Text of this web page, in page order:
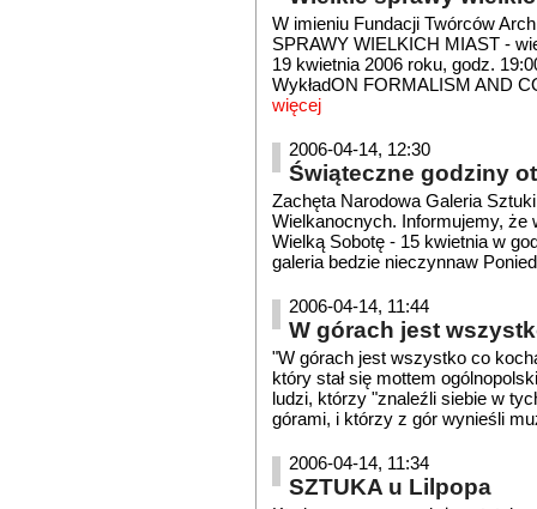
W imieniu Fundacji Twórców
SPRAWY WIELKICH MIAST -
19 kwietnia 2006 roku, godz.
WykładON FORMALISM AND
więcej
2006-04-14, 12:30
Świąteczne godziny
Zachęta Narodowa Galeria
Wielkanocnych. Informujemy,
Wielką Sobotę - 15 kwietnia w
galeria bedzie nieczynnaw
2006-04-14, 11:44
W górach jest
"W górach jest wszystko co
który stał się mottem
ludzi, którzy "znaleźli siebie w
górami, i którzy z gór wynieśli
2006-04-14, 11:34
SZTUKA u Lilpopa